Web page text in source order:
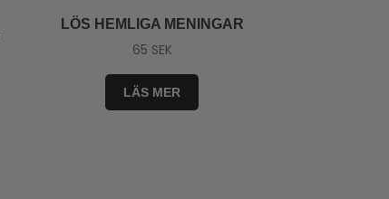
LÖS HEMLIGA MENINGAR
65 SEK
LÄS MER